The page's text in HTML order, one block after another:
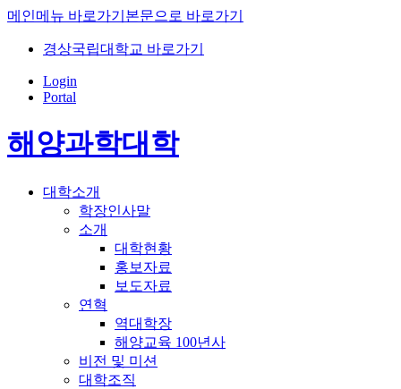
메인메뉴 바로가기 본문으로 바로가기
경상국립대학교 바로가기
Login
Portal
해양과학대학
대학소개
학장인사말
소개
대학현황
홍보자료
보도자료
연혁
역대학장
해양교육 100년사
비전 및 미션
대학조직